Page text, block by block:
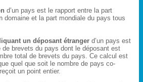
d’un pays est le rapport entre la part
domaine et la part mondiale du pays tous
un déposant étranger d’un pays est
de brevets du pays dont le déposant est
total de brevets du pays. Ce calcul est
quel que soit le nombre de pays co-
un point entier.